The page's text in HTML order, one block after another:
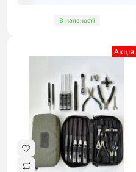
В наявності
Акцiя